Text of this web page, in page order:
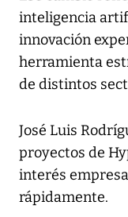
inteligencia
innovación
herramienta
de distintos
José Luis
proyectos de
interés
rápidamente.